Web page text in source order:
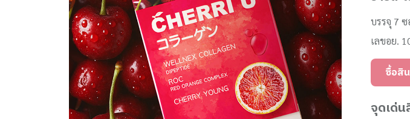
บรรจุ 7
เลขอย.
ซื้อสิ
จุดเด่